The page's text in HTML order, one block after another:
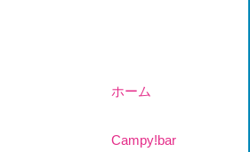
ホーム
Campy!bar